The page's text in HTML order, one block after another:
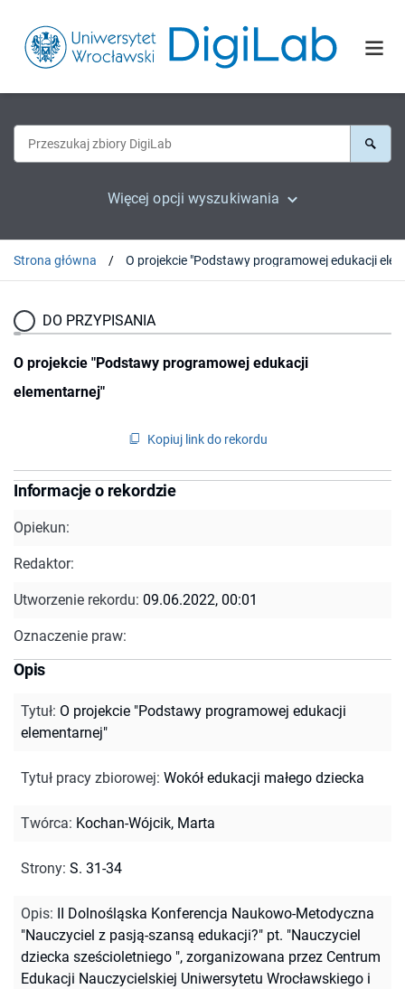
Więcej opcji wyszukiwania
Strona główna
DO PRZYPISANIA
O projekcie "Podstawy programowej edukacji
elementarnej"
Kopiuj link do rekordu
Informacje o rekordzie
Opiekun:
Redaktor:
Utworzenie rekordu: 09.06.2022, 00:01
Oznaczenie praw:
Opis
Tytuł: O projekcie "Podstawy programowej edukacji
elementarnej"
Tytuł pracy zbiorowej: Wokół edukacji małego dziecka
Twórca: Kochan-Wójcik, Marta
Strony: S. 31-34
Opis: II Dolnośląska Konferencja Naukowo-Metodyczna
"Nauczyciel z pasją-szansą edukacji?" pt. "Nauczyciel
dziecka sześcioletniego ", zorganizowana przez Centrum
Edukacji Nauczycielskiej Uniwersytetu Wrocławskiego i